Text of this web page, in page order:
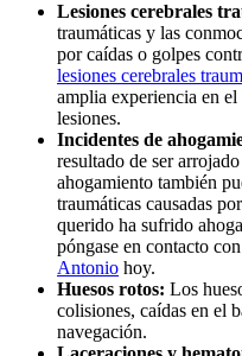
Lesiones cerebrales
traumáticas y las
por caídas o golpes
lesiones cerebrales
amplia experiencia en el
lesiones.
Incidentes de
resultado de ser
ahogamiento también
traumáticas causadas
querido ha sufrido
póngase en contacto
Antonio hoy.
Huesos rotos: Los
colisiones, caídas en el
navegación.